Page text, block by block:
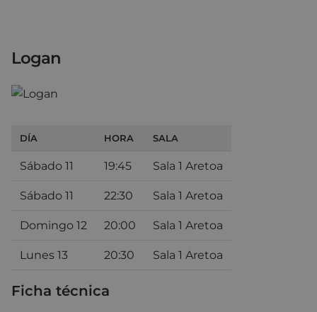
Logan
DÍA HORA SALA
Sábado 11 19:45 Sala 1 Aretoa
Sábado 11 22:30 Sala 1 Aretoa
Domingo 12 20:00 Sala 1 Aretoa
Lunes 13 20:30 Sala 1 Aretoa
Ficha técnica